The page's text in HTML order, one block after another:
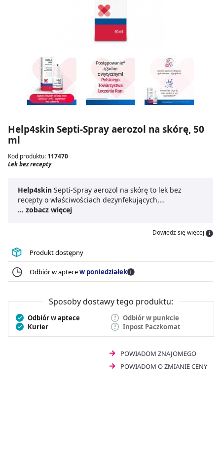
Help4skin Septi-Spray aerozol na skórę, 50
ml
Kod produktu: 117470
Lek bez recepty
Help4skin Septi-Spray aerozol na skórę to lek bez
recepty o właściwościach dezynfekujących,
przeznaczony do stosowania miejscowego na skórę.
małych powierzchownych ran, takich jak m.in. otarcia i
także w antyseptycznym leczeniu oparzeń oraz
dezynfekcji pochwy, szyjki macicy i żołędzi prącia.
Aerozol Help4skin Septi-Spray jest odpowiedni dla
dorosłych, młodzieży i dzieci.
... zobacz więcej
Dowiedz się więcej
Produkt dostępny
Odbiór w aptecew poniedziałek
Sposoby dostawy tego produktu:
Odbiór w aptece
Odbiór w punkcie
Kurier
Inpost Paczkomat
POWIADOM ZNAJOMEGO
POWIADOM O ZMIANIE CENY